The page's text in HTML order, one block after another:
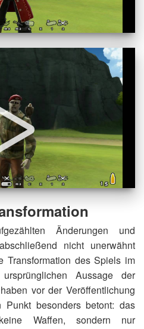
Änderungen und
nicht unerwähnt
Transformation des Spiels im
Aussage der
vor der Veröffentlichung
besonders betont: das
Waffen, sondern nur